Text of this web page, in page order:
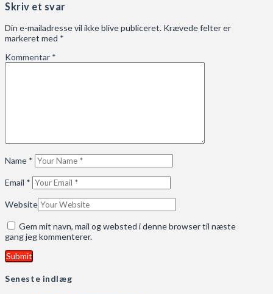
Skriv et svar
Din e-mailadresse vil ikke blive publiceret. Krævede felter er
markeret med *
Kommentar *
Name *
Email *
Website
Gem mit navn, mail og websted i denne browser til næste
gang jeg kommenterer.
Seneste indlæg